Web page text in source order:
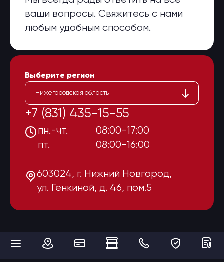
ваши вопросы. Свяжитесь с нами
любым удобным способом.
Выберите регион
Нижегородская область
+7 (831) 435-15-55
пн.-чт.
пт.
08:00-17:00
08:00-16:00
603024, г. Нижний Новгород,
ул. Генкиной, д. 46, пом.5